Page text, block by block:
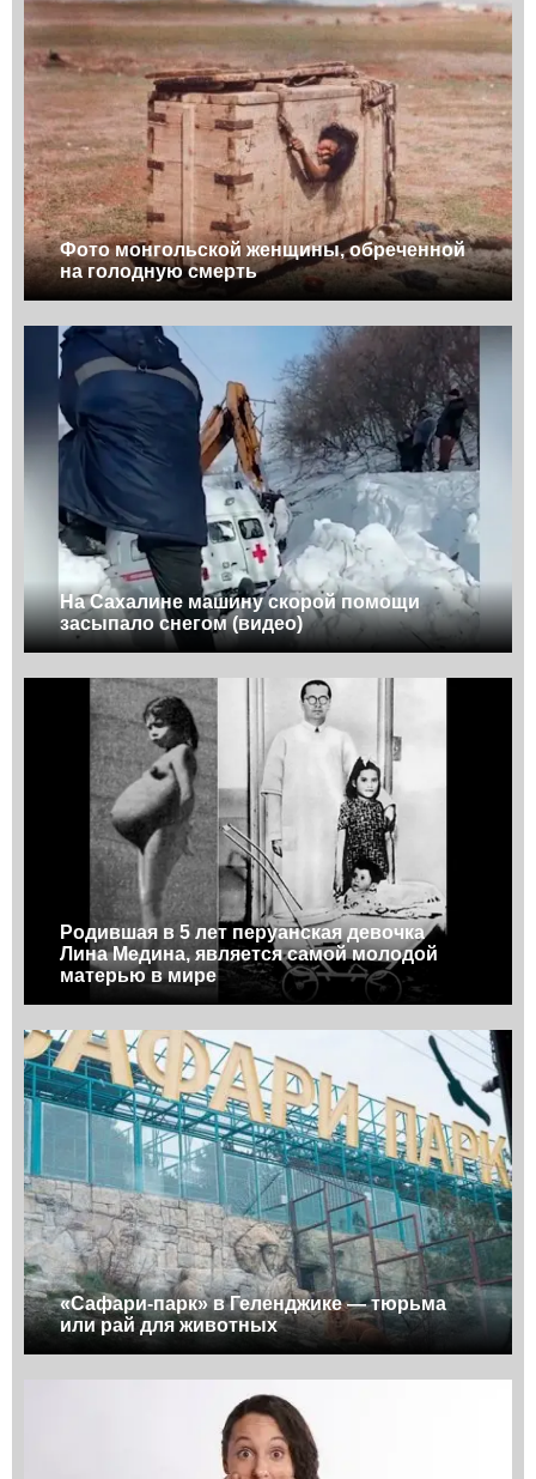
Фото монгольской женщины, обреченной
на голодную смерть
На Сахалине машину скорой помощи
засыпало снегом (видео)
Родившая в 5 лет перуанская девочка
Лина Медина, является самой молодой
матерью в мире
«Сафари-парк» в Геленджике — тюрьма
или рай для животных